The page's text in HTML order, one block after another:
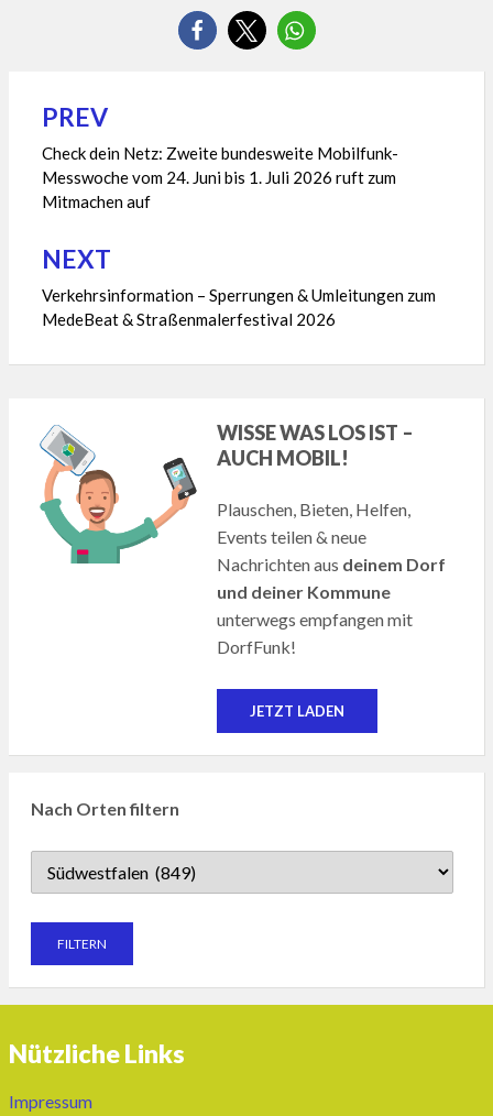
Beitragsnavigation
PREV
Check dein Netz: Zweite bundesweite Mobilfunk-
Messwoche vom 24. Juni bis 1. Juli 2026 ruft zum
Mitmachen auf
NEXT
Verkehrsinformation – Sperrungen & Umleitungen zum
MedeBeat & Straßenmalerfestival 2026
WISSE WAS LOS IST –
AUCH MOBIL!
Plauschen, Bieten, Helfen,
Events teilen & neue
Nachrichten aus deinem Dorf
und deiner Kommune
unterwegs empfangen mit
DorfFunk!
JETZT LADEN
Nach Orten filtern
Nützliche Links
Impressum